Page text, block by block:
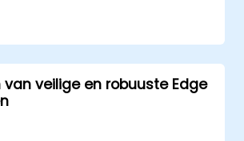
voor implementatie op
AI-oplossingen realiseren op
van op edge
modellen evalueren
van veilige en robuuste Edge